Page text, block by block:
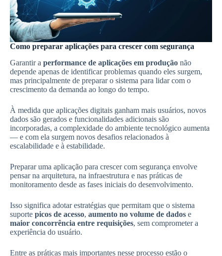
Como preparar aplicações para crescer com segurança
Garantir a performance de aplicações em produção não
depende apenas de identificar problemas quando eles surgem,
mas principalmente de preparar o sistema para lidar com o
crescimento da demanda ao longo do tempo.
À medida que aplicações digitais ganham mais usuários, novos
dados são gerados e funcionalidades adicionais são
incorporadas, a complexidade do ambiente tecnológico aumenta
— e com ela surgem novos desafios relacionados à
escalabilidade e à estabilidade.
Preparar uma aplicação para crescer com segurança envolve
pensar na arquitetura, na infraestrutura e nas práticas de
monitoramento desde as fases iniciais do desenvolvimento.
Isso significa adotar estratégias que permitam que o sistema
suporte picos de acesso, aumento no volume de dados e
maior concorrência entre requisições, sem comprometer a
experiência do usuário.
Entre as práticas mais importantes nesse processo estão o